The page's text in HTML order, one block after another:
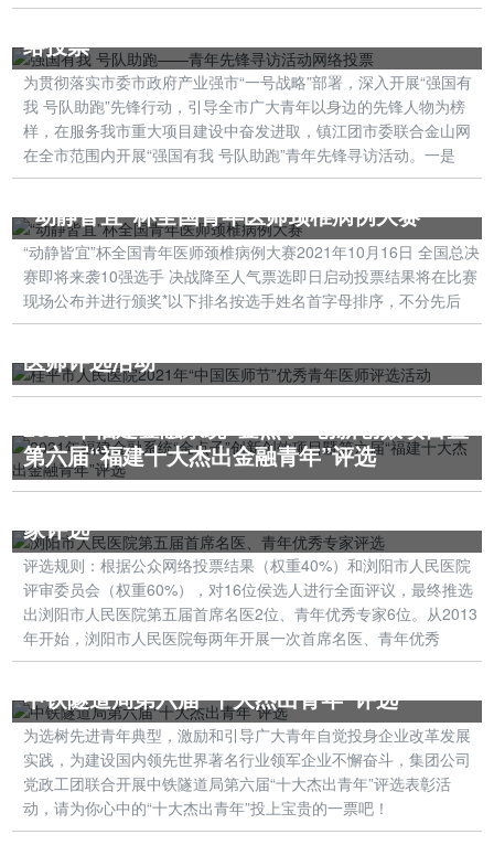
强国有我 号队助跑——青年先锋寻访活动网
络投票
为贯彻落实市委市政府产业强市“一号战略”部署，深入开展“强国有
我 号队助跑”先锋行动，引导全市广大青年以身边的先锋人物为榜
样，在服务我市重大项目建设中奋发进取，镇江团市委联合金山网
在全市范围内开展“强国有我 号队助跑”青年先锋寻访活动。一是
“动静皆宜”杯全国青年医师颈椎病例大赛
“动静皆宜”杯全国青年医师颈椎病例大赛2021年10月16日 全国总决
赛即将来袭10强选手 决战降至人气票选即日启动投票结果将在比赛
现场公布并进行颁奖*以下排名按选手姓名首字母排序，不分先后
桂平市人民医院2021年“中国医师节”优秀青年
医师评选活动
2021年福建金融系统“金点子”创新创效项目暨
第六届“福建十大杰出金融青年”评选
浏阳市人民医院第五届首席名医、青年优秀专
家评选
评选规则：根据公众网络投票结果（权重40%）和浏阳市人民医院
评审委员会（权重60%），对16位侯选人进行全面评议，最终推选
出浏阳市人民医院第五届首席名医2位、青年优秀专家6位。从2013
年开始，浏阳市人民医院每两年开展一次首席名医、青年优秀
中铁隧道局第六届“十大杰出青年”评选
为选树先进青年典型，激励和引导广大青年自觉投身企业改革发展
实践，为建设国内领先世界著名行业领军企业不懈奋斗，集团公司
党政工团联合开展中铁隧道局第六届“十大杰出青年”评选表彰活
动，请为你心中的“十大杰出青年”投上宝贵的一票吧！